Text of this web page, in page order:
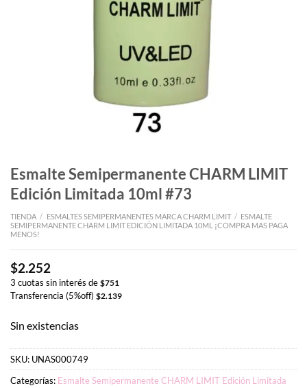
Esmalte Semipermanente CHARM LIMIT
Edición Limitada 10ml #73
TIENDA / ESMALTES SEMIPERMANENTES MARCA CHARM LIMIT / ESMALTE
SEMIPERMANENTE CHARM LIMIT EDICIÓN LIMITADA 10ML ¡COMPRA MAS PAGA
MENOS!
$2.252
3 cuotas sin interés de $751
Transferencia (5%off) $2.139
Sin existencias
SKU: UNAS000749
Categorías: Esmalte Semipermanente CHARM LIMIT Edición Limitada